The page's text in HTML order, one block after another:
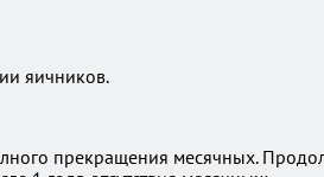
яичников.
прекращения месячных.